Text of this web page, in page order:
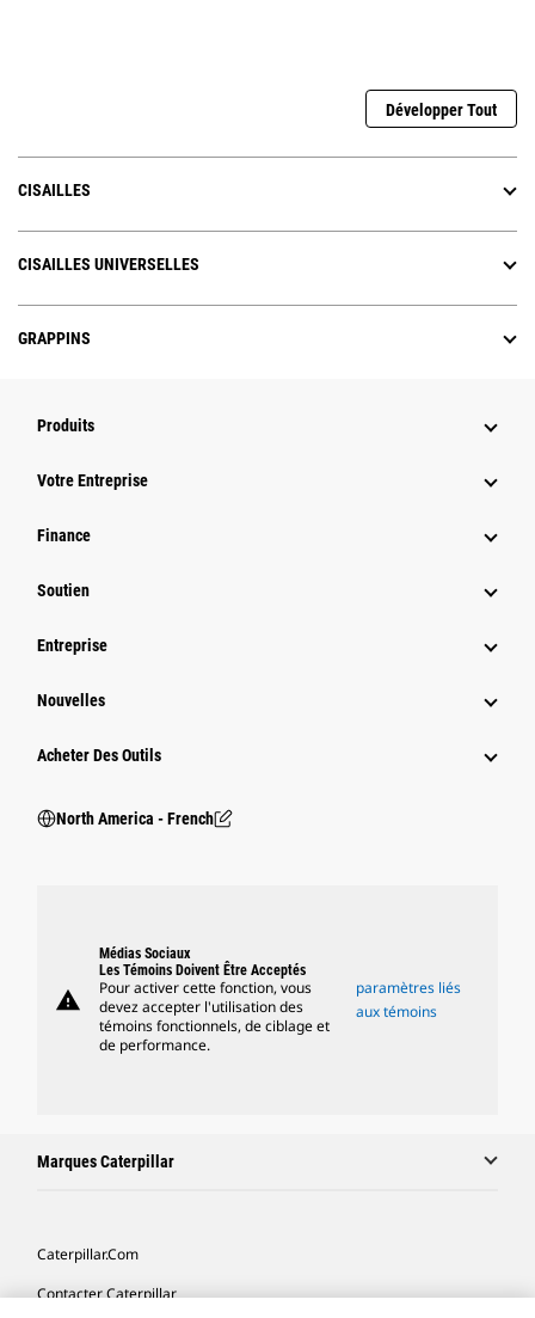
Développer Tout
CISAILLES
CISAILLES UNIVERSELLES
GRAPPINS
Produits
Votre Entreprise
Finance
Soutien
Entreprise
Nouvelles
Acheter Des Outils
North America - French
warning
Médias Sociaux
Les Témoins Doivent Être Acceptés
Pour activer cette fonction, vous
devez accepter l'utilisation des
témoins fonctionnels, de ciblage et
de performance.
paramètres liés
aux témoins
Marques Caterpillar
Caterpillar.com
Contacter Caterpillar